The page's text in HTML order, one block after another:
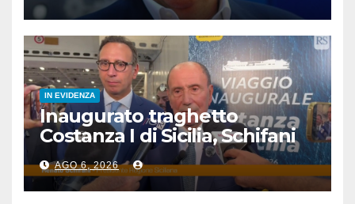
IN EVIDENZA
Inaugurato traghetto
Costanza I di Sicilia, Schifani
“Mantenuto impegni presi”
AGO 6, 2026